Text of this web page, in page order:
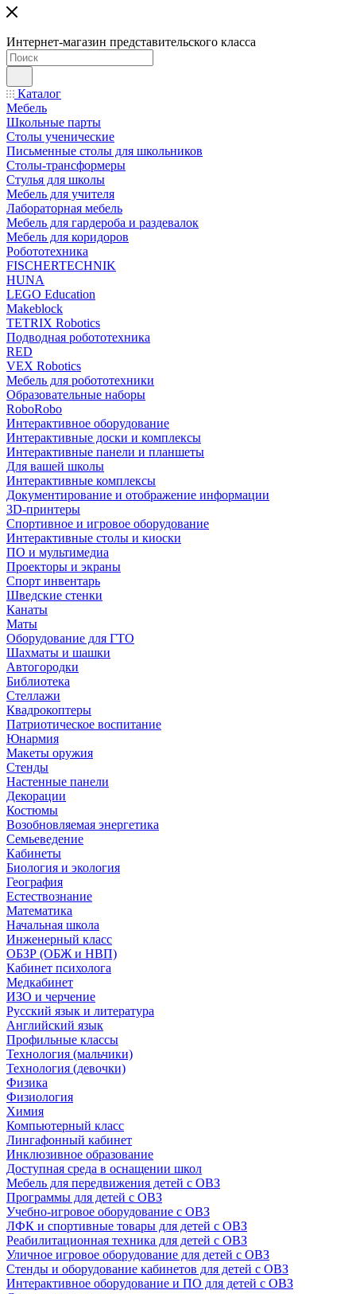
Интернет-магазин представительского класса
Каталог
Мебель
Школьные парты
Столы ученические
Письменные столы для школьников
Столы-трансформеры
Стулья для школы
Мебель для учителя
Лабораторная мебель
Мебель для гардероба и раздевалок
Мебель для коридоров
Робототехника
FISCHERTECHNIK
HUNA
LEGO Education
Makeblock
TETRIX Robotics
Подводная робототехника
RED
VEX Robotics
Мебель для робототехники
Образовательные наборы
RoboRobo
Интерактивное оборудование
Интерактивные доски и комплексы
Интерактивные панели и планшеты
Для вашей школы
Интерактивные комплексы
Документирование и отображение информации
3D-принтеры
Спортивное и игровое оборудование
Интерактивные столы и киоски
ПО и мультимедиа
Проекторы и экраны
Спорт инвентарь
Шведские стенки
Канаты
Маты
Оборудование для ГТО
Шахматы и шашки
Автогородки
Библиотека
Стеллажи
Квадрокоптеры
Патриотическое воспитание
Юнармия
Макеты оружия
Стенды
Настенные панели
Декорации
Костюмы
Возобновляемая энергетика
Семьеведение
Кабинеты
Биология и экология
География
Естествознание
Математика
Начальная школа
Инженерный класс
ОБЗР (ОБЖ и НВП)
Кабинет психолога
Медкабинет
ИЗО и черчение
Русский язык и литература
Английский язык
Профильные классы
Технология (мальчики)
Технология (девочки)
Физика
Физиология
Химия
Компьютерный класс
Лингафонный кабинет
Инклюзивное образование
Доступная среда в оснащении школ
Мебель для передвижения детей с ОВЗ
Программы для детей с ОВЗ
Учебно-игровое оборудование с ОВЗ
ЛФК и спортивные товары для детей с ОВЗ
Реабилитационная техника для детей с ОВЗ
Уличное игровое оборудование для детей с ОВЗ
Стенды и оборудование кабинетов для детей с ОВЗ
Интерактивное оборудование и ПО для детей с ОВЗ